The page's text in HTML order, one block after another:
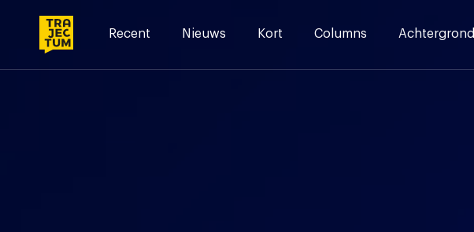
Recent Nieuws Kort Columns Achtergrond